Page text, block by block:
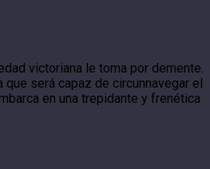
victoriana le toma por demente.
será capaz de circunnavegar el
en una trepidante y frenética